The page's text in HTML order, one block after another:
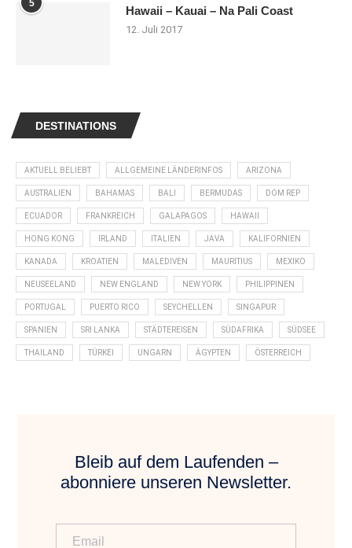
5
Hawaii – Kauai – Na Pali Coast
12. Juli 2017
DESTINATIONS
AKTUELL BELIEBT ALLGEMEINE LÄNDERINFOS ARIZONA
AUSTRALIEN BAHAMAS BALI BERMUDAS DOM REP
ECUADOR FRANKREICH GALAPAGOS HAWAII
HONG KONG IRLAND ITALIEN JAVA KALIFORNIEN
KANADA KROATIEN MALEDIVEN MAURITIUS MEXIKO
NEUSEELAND NEW ENGLAND NEW YORK PHILIPPINEN
PORTUGAL PUERTO RICO SEYCHELLEN SINGAPUR
SPANIEN SRI LANKA STÄDTEREISEN SÜDAFRIKA SÜDSEE
THAILAND TÜRKEI UNGARN ÄGYPTEN ÖSTERREICH
Bleib auf dem Laufenden –
abonniere unseren Newsletter.